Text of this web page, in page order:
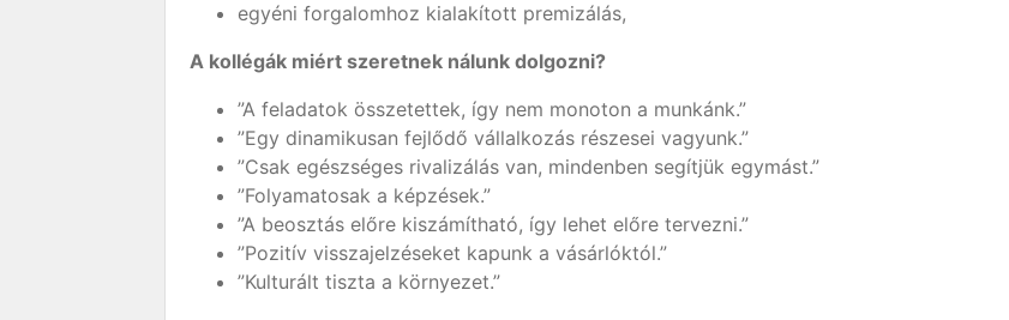
egyéni forgalomhoz kialakított premizálás,
A kollégák miért szeretnek nálunk dolgozni?
”A feladatok összetettek, így nem monoton a munkánk.”
”Egy dinamikusan fejlődő vállalkozás részesei vagyunk.”
”Csak egészséges rivalizálás van, mindenben segítjük egymást.”
”Folyamatosak a képzések.”
”A beosztás előre kiszámítható, így lehet előre tervezni.”
”Pozitív visszajelzéseket kapunk a vásárlóktól.”
”Kulturált tiszta a környezet.”